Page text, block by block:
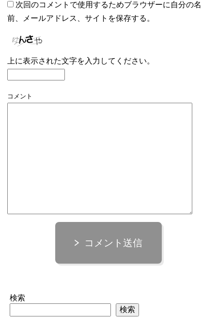
次回のコメントで使用するためブラウザーに自分の名
前、メールアドレス、サイトを保存する。
上に表示された文字を入力してください。
コメント
コメント送信
検索
検索